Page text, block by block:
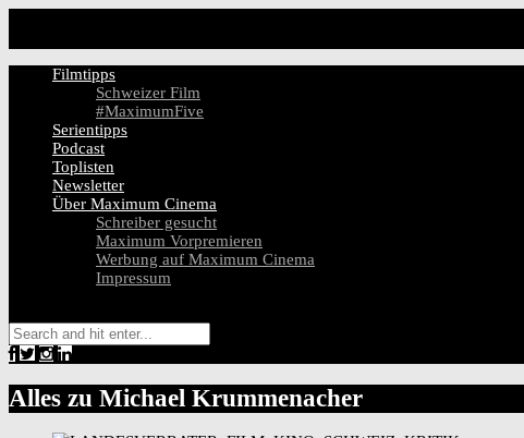
Filmtipps
Schweizer Film
#MaximumFive
Serientipps
Podcast
Toplisten
Newsletter
Über Maximum Cinema
Schreiber gesucht
Maximum Vorpremieren
Werbung auf Maximum Cinema
Impressum
Alles zu Michael Krummenacher